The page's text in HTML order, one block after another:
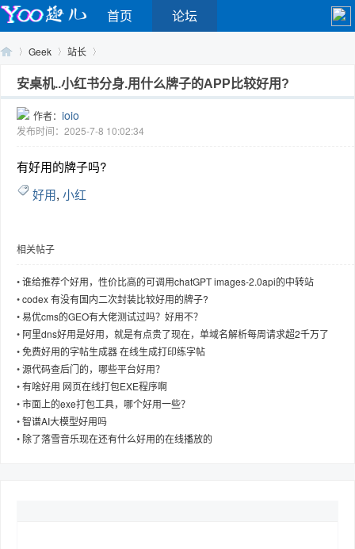
首页 论坛
Geek
›
站长
安桌机..小红书分身.用什么牌子的APP比较好用?
作者： ioio
发布时间：2025-7-8 10:02:34
有好用的牌子吗?
好用, 小红
相关帖子
•谁给推荐个好用，性价比高的可调用chatGPT images-2.0api的中转站
•codex 有没有国内二次封装比较好用的牌子?
•易优cms的GEO有大佬测试过吗？好用不？
• 阿里dns好用是好用，就是有点贵了现在，单域名解析每周请求超2千万了
•免费好用的字帖生成器 在线生成打印练字帖
•源代码查后门的，哪些平台好用？
•有啥好用 网页在线打包EXE程序啊
•市面上的exe打包工具，哪个好用一些？
•智谱AI大模型好用吗
• 除了落雪音乐现在还有什么好用的在线播放的